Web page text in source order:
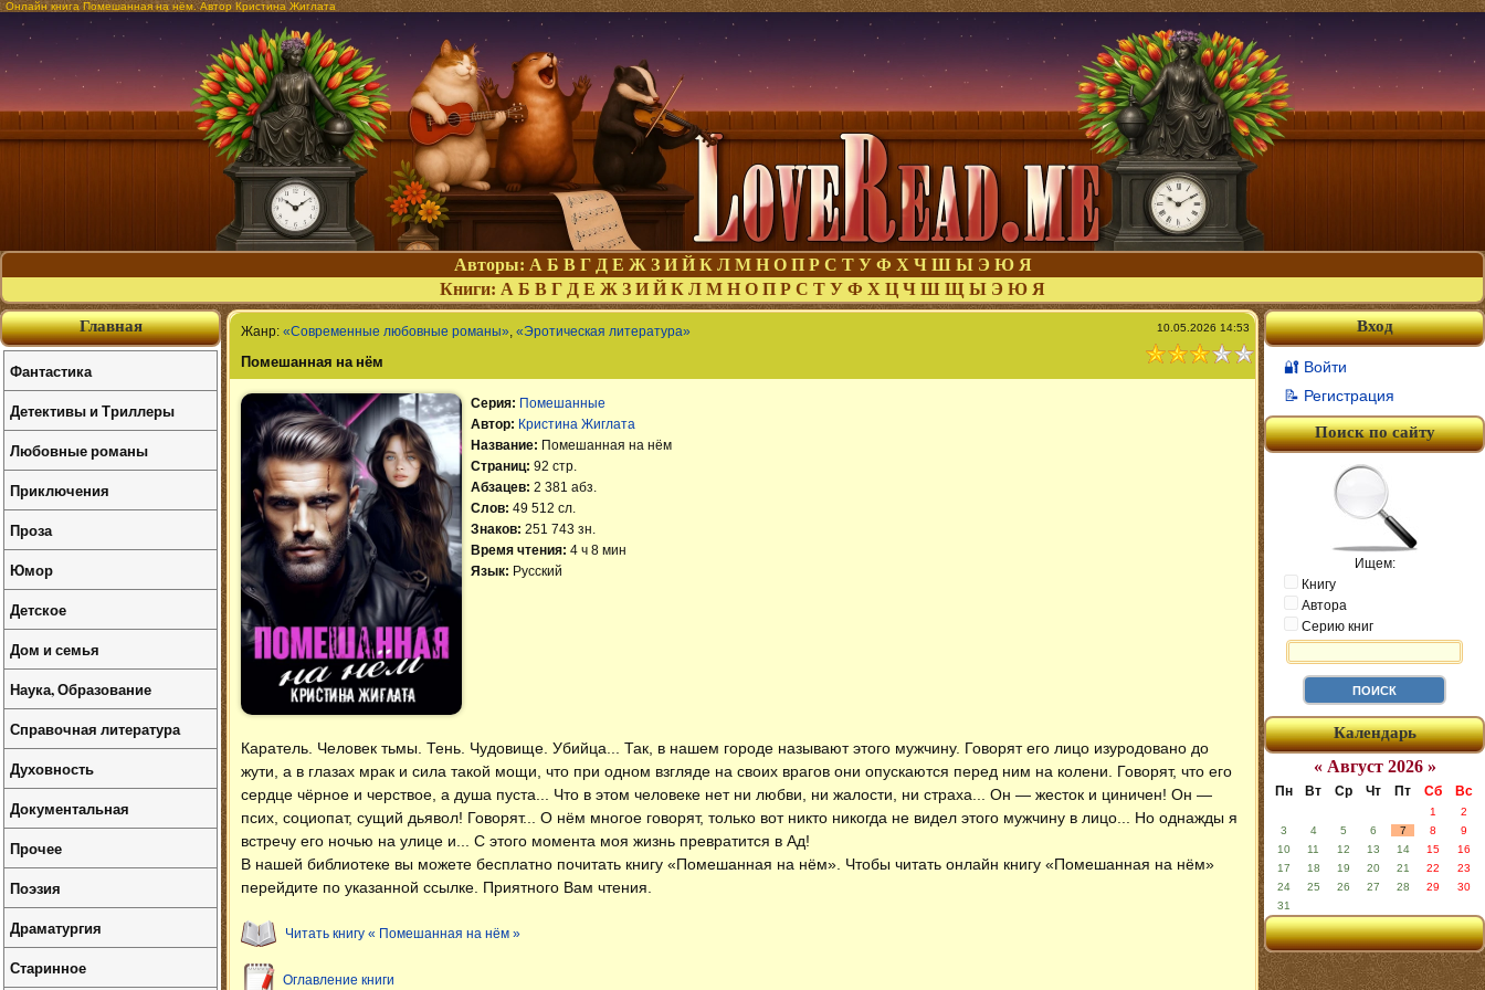
Онлайн книга Помешанная на нём. Автор Кристина Жиглата
Авторы: А Б В Г Д Е Ж З И Й К Л М Н О П Р С Т У Ф Х Ч Ш Ы Э Ю Я
Книги: А Б В Г Д Е Ж З И Й К Л М Н О П Р С Т У Ф Х Ц Ч Ш Щ Ы Э Ю Я
Жанр: «Современные любовные романы», «Эротическая литература»
Помешанная на нём
10.05.2026 14:53
Серия: Помешанные
Автор: Кристина Жиглата
Название: Помешанная на нём
Страниц: 92 стр.
Абзацев: 2 381 абз.
Слов: 49 512 сл.
Знаков: 251 743 зн.
Время чтения: 4 ч 8 мин
Язык: Русский
Каратель. Человек тьмы. Тень. Чудовище. Убийца... Так, в нашем городе называют этого мужчину. Говорят его лицо изуродовано до
жути, а в глазах мрак и сила такой мощи, что при одном взгляде на своих врагов они опускаются перед ним на колени. Говорят, что его
сердце чёрное и черствое, а душа пуста... Что в этом человеке нет ни любви, ни жалости, ни страха... Он — жесток и циничен! Он —
псих, социопат, сущий дьявол! Говорят... О нём многое говорят, только вот никто никогда не видел этого мужчину в лицо... Но однажды я
встречу его ночью на улице и... С этого момента моя жизнь превратится в Ад!
В нашей библиотеке вы можете бесплатно почитать книгу «Помешанная на нём». Чтобы читать онлайн книгу «Помешанная на нём»
перейдите по указанной ссылке. Приятного Вам чтения.
Читать книгу « Помешанная на нём »
Оглавление книги
Вход
🔐 Войти
📝 Регистрация
Поиск по сайту
Ищем:
Книгу
Автора
Серию книг
Календарь
« Август 2026 »
Пн Вт Ср Чт Пт Сб Вс
1
2
3
4 5 6 7 8
9
10
11 12 13 14 15
16
17
18 19 20 21 22
23
24
25 26 27 28 29
30
31
Главная
Фантастика
Детективы и Триллеры
Любовные романы
Приключения
Проза
Юмор
Детское
Дом и семья
Наука, Образование
Справочная литература
Духовность
Документальная
Прочее
Поэзия
Драматургия
Старинное